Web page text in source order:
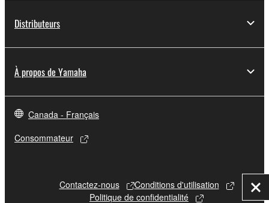
Distributeurs
À propos de Yamaha
Canada - Français
Consommateur
Contactez-nous
Conditions d'utilisation
Politique de confidentialité